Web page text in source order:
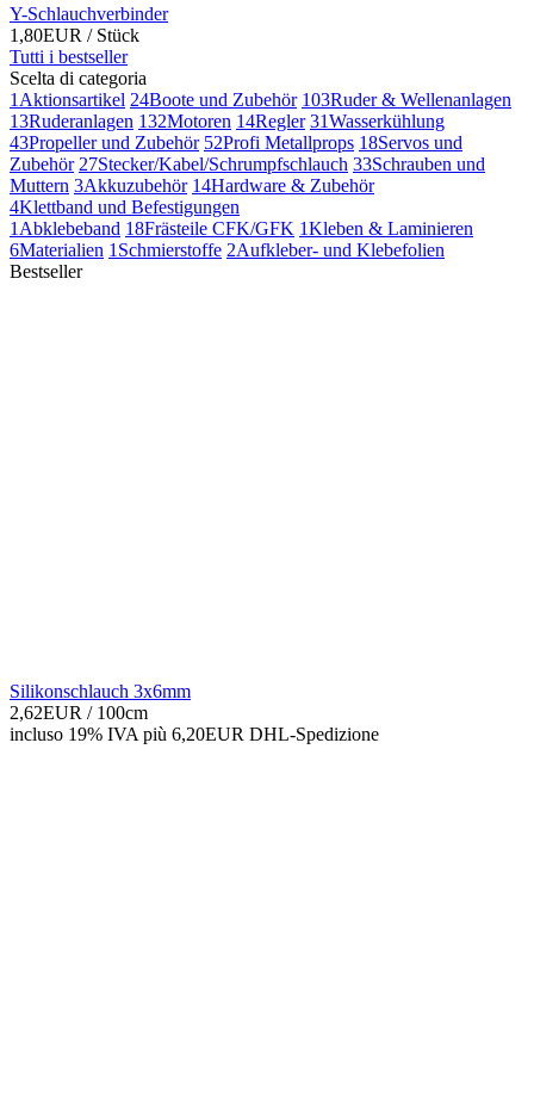
Y-Schlauchverbinder
1,80EUR / Stück
Tutti i bestseller
Scelta di categoria
1 Aktionsartikel 24Boote und Zubehör 103Ruder & Wellenanlagen
13Ruderanlagen 132Motoren 14Regler 31Wasserkühlung
43Propeller und Zubehör 52Profi Metallprops 18Servos und
Zubehör 27Stecker/Kabel/Schrumpfschlauch 33Schrauben und
Muttern 3Akkuzubehör 14Hardware & Zubehör
4Klettband und Befestigungen
1 Abklebeband 18Frästeile CFK/GFK 1Kleben & Laminieren
6Materialien 1 Schmierstoffe 2Aufkleber- und Klebefolien
Bestseller
Silikonschlauch 3x6mm
2,62EUR / 100cm
incluso 19% IVA più 6,20EUR DHL-Spedizione